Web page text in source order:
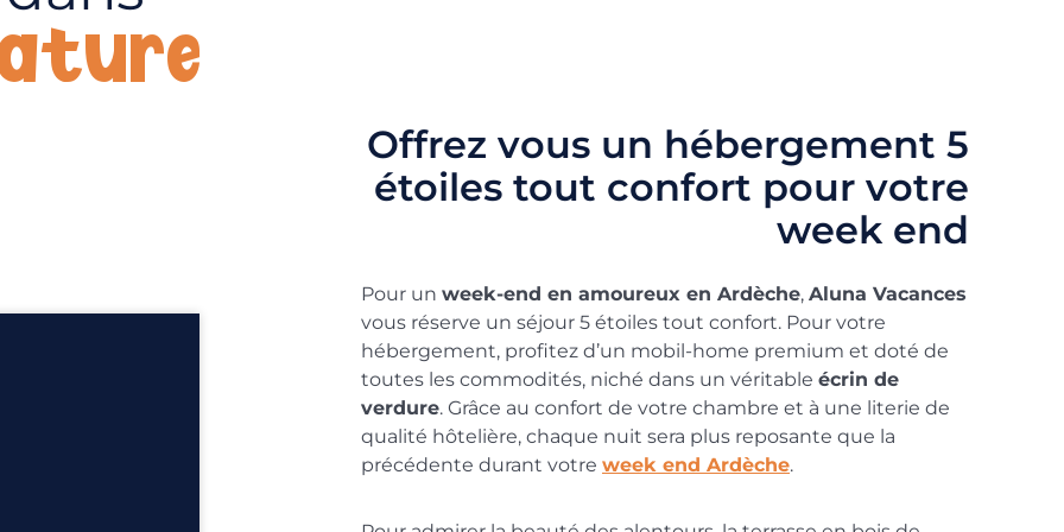
Offrez vous un hébergement 5
étoiles tout confort pour votre
week end
Pour un week-end en amoureux en Ardèche, Aluna Vacances
vous réserve un séjour 5 étoiles tout confort. Pour votre
hébergement, profitez d’un mobil-home premium et doté de
toutes les commodités, niché dans un véritable écrin de
verdure. Grâce au confort de votre chambre et à une literie de
qualité hôtelière, chaque nuit sera plus reposante que la
précédente durant votre week end Ardèche.